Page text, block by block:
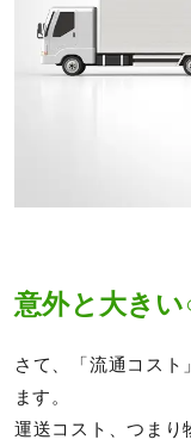
意外と大き
さて、「流通コスト
ます。
運送コスト、つまり